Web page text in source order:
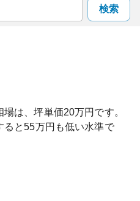
検索
場は、坪単価20万円です。
ると55万円も低い水準で